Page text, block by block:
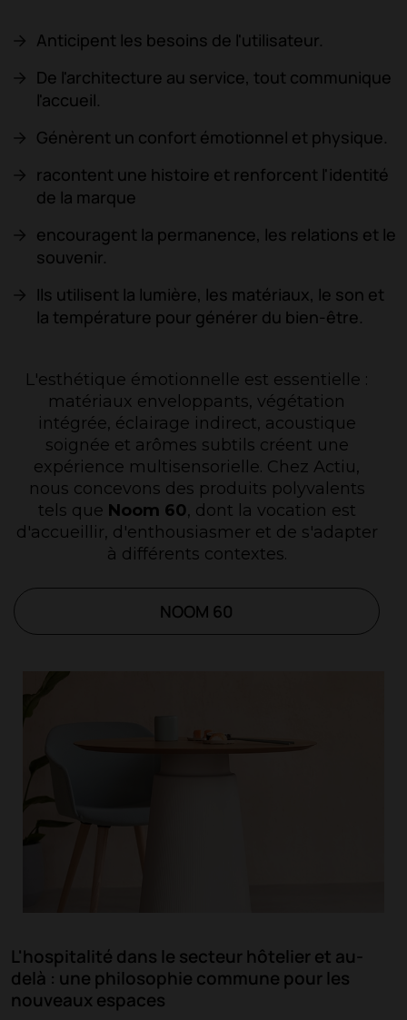
Anticipent les besoins de l'utilisateur.
De l'architecture au service, tout communique
l'accueil.
Génèrent un confort émotionnel et physique.
racontent une histoire et renforcent l'identité
de la marque
encouragent la permanence, les relations et le
souvenir.
Ils utilisent la lumière, les matériaux, le son et
la température pour générer du bien-être.
L'esthétique émotionnelle est essentielle :
matériaux enveloppants, végétation
intégrée, éclairage indirect, acoustique
soignée et arômes subtils créent une
expérience multisensorielle. Chez Actiu,
nous concevons des produits polyvalents
tels que Noom 60, dont la vocation est
d'accueillir, d'enthousiasmer et de s'adapter
à différents contextes.
NOOM 60
L'hospitalité dans le secteur hôtelier et au-
delà : une philosophie commune pour les
nouveaux espaces